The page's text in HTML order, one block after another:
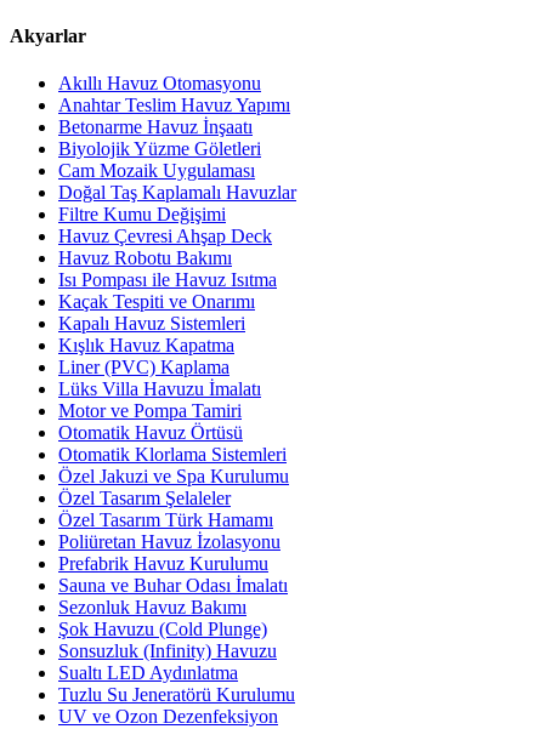
Akyarlar
Akıllı Havuz Otomasyonu
Anahtar Teslim Havuz Yapımı
Betonarme Havuz İnşaatı
Biyolojik Yüzme Göletleri
Cam Mozaik Uygulaması
Doğal Taş Kaplamalı Havuzlar
Filtre Kumu Değişimi
Havuz Çevresi Ahşap Deck
Havuz Robotu Bakımı
Isı Pompası ile Havuz Isıtma
Kaçak Tespiti ve Onarımı
Kapalı Havuz Sistemleri
Kışlık Havuz Kapatma
Liner (PVC) Kaplama
Lüks Villa Havuzu İmalatı
Motor ve Pompa Tamiri
Otomatik Havuz Örtüsü
Otomatik Klorlama Sistemleri
Özel Jakuzi ve Spa Kurulumu
Özel Tasarım Şelaleler
Özel Tasarım Türk Hamamı
Poliüretan Havuz İzolasyonu
Prefabrik Havuz Kurulumu
Sauna ve Buhar Odası İmalatı
Sezonluk Havuz Bakımı
Şok Havuzu (Cold Plunge)
Sonsuzluk (Infinity) Havuzu
Sualtı LED Aydınlatma
Tuzlu Su Jeneratörü Kurulumu
UV ve Ozon Dezenfeksiyon